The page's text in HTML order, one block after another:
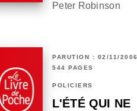
Peter Robinson
PARUTION : 02/11/2006
544 PAGES
POLICIERS
L'ÉTÉ QUI NE